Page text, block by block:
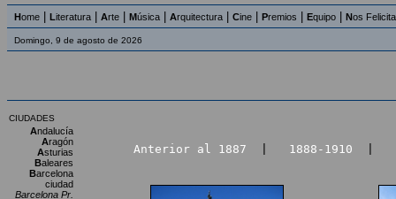
Home Literatura Arte Música Arquitectura Cine Premios Equipo Nos
Domingo, 9 de agosto de 2026
CIUDADES
Andalucía
Aragón
Asturias
Baleares
Barcelona
ciudad
Barcelona Pr.
Anterior al 1887 1888-1910